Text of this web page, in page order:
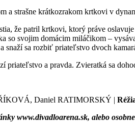
a strašne krátkozrakom krtkovi v
že patril krtkovi, ktorý práve
so svojim domácim miláčikom –
snaží sa rozbiť priateľstvo dvoch
priateľstvo a pravda. Zvieratká sa
Daniel RATIMORSKÝ |
www.divadloarena.sk, alebo